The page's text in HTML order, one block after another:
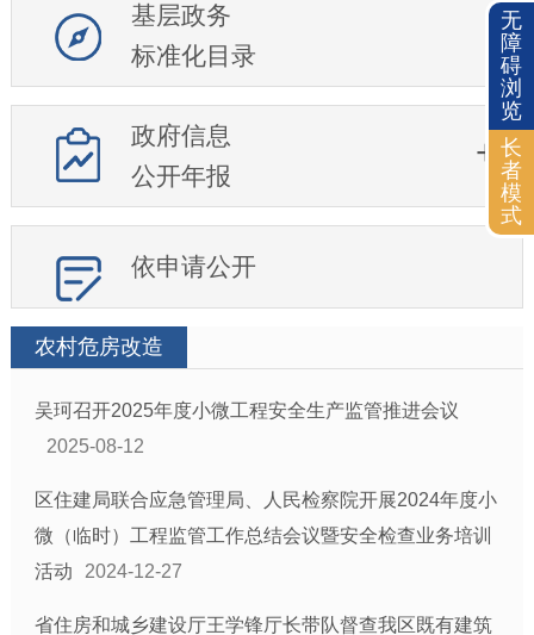
无
障
碍
浏
览
长
者
模
式
基层政务
标准化目录
政府信息
公开年报
依申请公开
农村危房改造
吴珂召开2025年度小微工程安全生产监管推进会议
2025-08-12
区住建局联合应急管理局、人民检察院开展2024年度小
微（临时）工程监管工作总结会议暨安全检查业务培训
活动
2024-12-27
省住房和城乡建设厅王学锋厅长带队督查我区既有建筑